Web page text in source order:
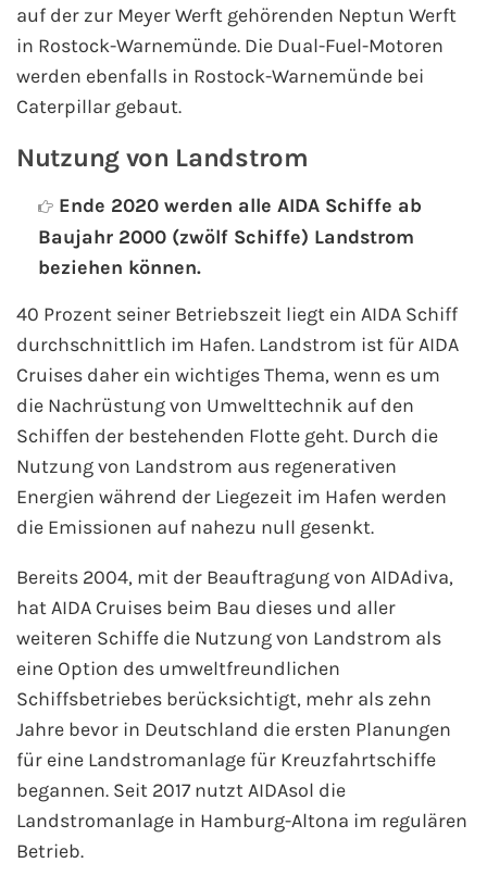
Fähre buchen
Color Line
FRS Baltic
Stena Line
Fähre nach Dänemark
Fähre nach Norwegen
Fähre nach Schweden
Fähre nach Finnland
Fähre nach England
Fähre nach Litauen
Fähre nach Lettland
Wissenswertes
Kreuzfahrt-Newsletter
auf der zur Meyer Werft gehörenden Neptun Werft
in Rostock-Warnemünde. Die Dual-Fuel-Motoren
werden ebenfalls in Rostock-Warnemünde bei
Caterpillar gebaut.
Nutzung von Landstrom
Ende 2020 werden alle AIDA Schiffe ab
Baujahr 2000 (zwölf Schiffe) Landstrom
beziehen können.
40 Prozent seiner Betriebszeit liegt ein AIDA Schiff
durchschnittlich im Hafen. Landstrom ist für AIDA
Cruises daher ein wichtiges Thema, wenn es um
die Nachrüstung von Umwelttechnik auf den
Schiffen der bestehenden Flotte geht. Durch die
Nutzung von Landstrom aus regenerativen
Energien während der Liegezeit im Hafen werden
die Emissionen auf nahezu null gesenkt.
Bereits 2004, mit der Beauftragung von AIDAdiva,
hat AIDA Cruises beim Bau dieses und aller
weiteren Schiffe die Nutzung von Landstrom als
eine Option des umweltfreundlichen
Schiffsbetriebes berücksichtigt, mehr als zehn
Jahre bevor in Deutschland die ersten Planungen
für eine Landstromanlage für Kreuzfahrtschiffe
begannen. Seit 2017 nutzt AIDAsol die
Landstromanlage in Hamburg-Altona im regulären
Betrieb.